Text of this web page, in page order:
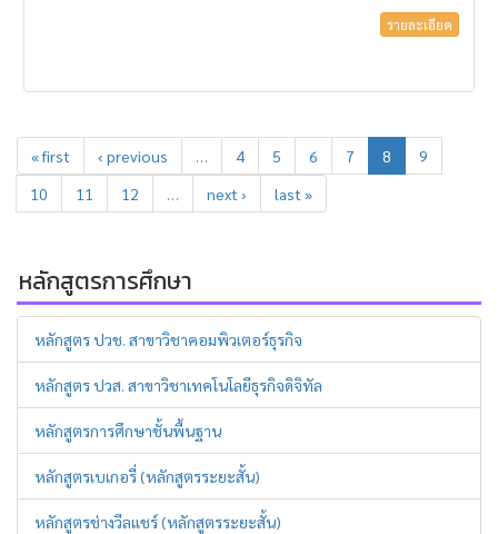
รายละเอียด
« first ‹ previous … 4 5 6 7 8
9
10
11 12 … next › last »
หลักสูตรการศึกษา
หลักสูตร ปวช. สาขาวิชาคอมพิวเตอร์ธุรกิจ
หลักสูตร ปวส. สาขาวิชาเทคโนโลยีธุรกิจดิจิทัล
หลักสูตรการศึกษาชั้นพื้นฐาน
หลักสูตรเบเกอรี่ (หลักสูตรระยะสั้น)
หลักสูตรช่างวีลแชร์ (หลักสูตรระยะสั้น)